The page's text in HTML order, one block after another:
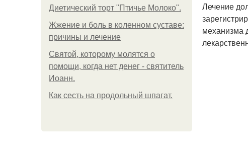
Диетический торт "Птичье Молоко".
Жжение и боль в коленном суставе:
причины и лечение
Святой, которому молятся о
помощи, когда нет денег - святитель
Иоанн.
Как сесть на продольный шпагат.
Лечение
механизма